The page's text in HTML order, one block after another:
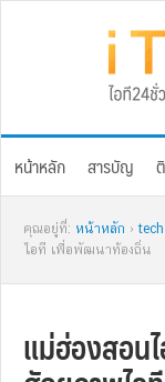
หน้าหลัก สารบัญ
คุณอยู่ที่: หน้าหลัก ›
ไอที เพื่อพัฒนาท้องถิ่น
แม่ฮ่องสอน